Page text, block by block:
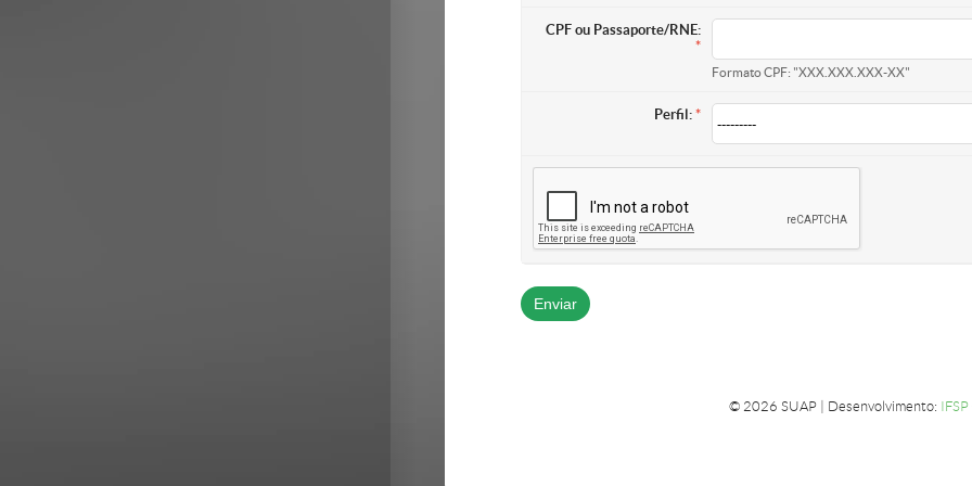
CPF ou Passaporte/RNE:
Formato CPF: "XXX.XXX.XXX-XX"
Perfil:
© 2026 SUAP | Desenvolvimento: IFSP